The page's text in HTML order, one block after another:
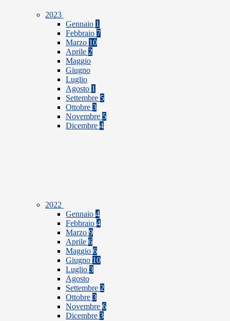
2023
Gennaio 1
Febbraio 7
Marzo 10
Aprile 2
Maggio
Giugno
Luglio
Agosto 1
Settembre 5
Ottobre 3
Novembre 5
Dicembre 4
2022
Gennaio 4
Febbraio 4
Marzo 9
Aprile 6
Maggio 6
Giugno 10
Luglio 3
Agosto
Settembre 2
Ottobre 3
Novembre 6
Dicembre 3